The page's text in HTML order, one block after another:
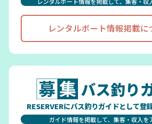
レンタルボート情報掲載に
バス釣り
RESERVERにバス釣りガイドとして登
ガイド情報を掲載して、集客・収入を